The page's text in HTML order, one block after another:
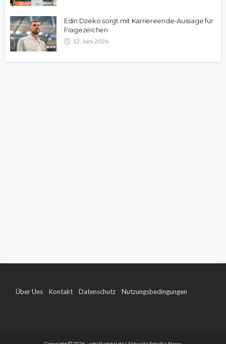
Edin Dzeko sorgt mit Karriereende-Aussage für
Fragezeichen
12. Juni 2026
Über Uns Kontakt Datenschutz Nutzungsbedingungen